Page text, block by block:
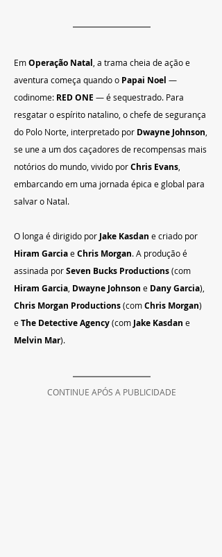
Em Operação Natal , a trama cheia de ação e
aventura começa quando o Papai Noel —
codinome: RED ONE — é sequestrado. Para
resgatar o espírito natalino, o chefe de segurança
do Polo Norte, interpretado por Dwayne Johnson
se une a um dos caçadores de recompensas mais
notórios do mundo, vivido por Chris Evans
embarcando em uma jornada épica e global para
salvar o Natal.
O longa é dirigido por Jake Kasdan e criado por
Hiram Garcia e Chris Morgan. A produção é
assinada por Seven Bucks Productions (com
Hiram Garcia Dwayne Johnson e Dany Garcia),
Chris Morgan Productions (com Chris Morgan)
e The Detective Agency (com Jake Kasdan e
Melvin Mar).
CONTINUE APÓS A PUBLICIDADE